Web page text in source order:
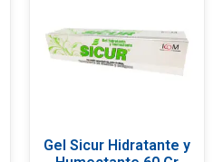
Gel Sicur Hidratante y